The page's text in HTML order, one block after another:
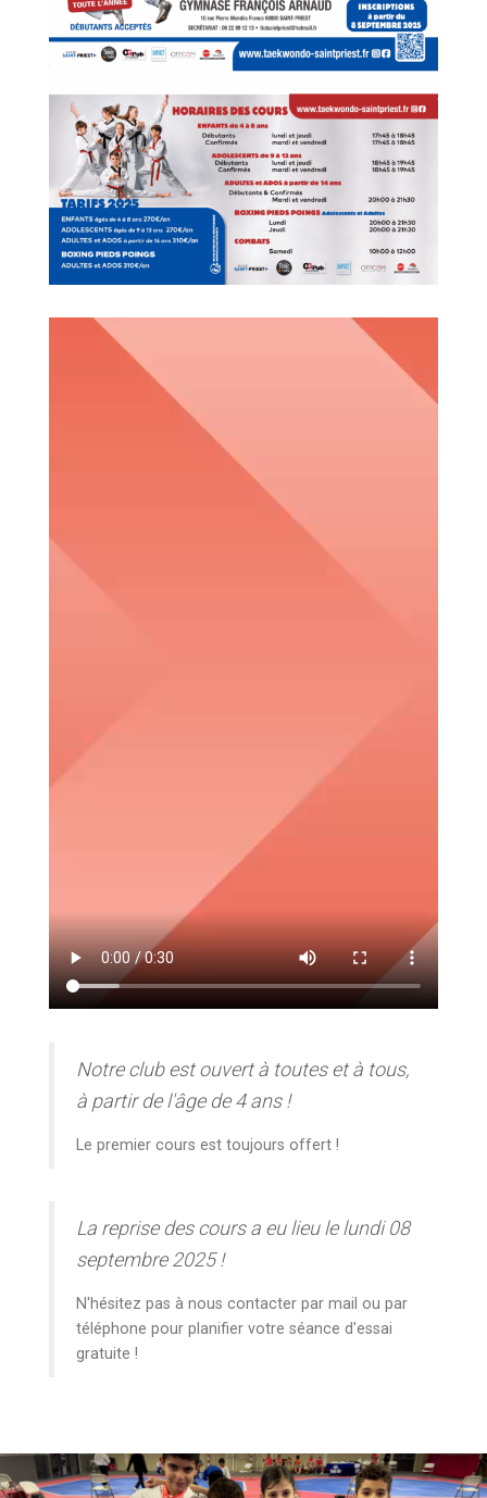
Notre club est ouvert à toutes et à tous,
à partir de l'âge de 4 ans !
Le premier cours est toujours offert !
La reprise des cours a eu lieu le lundi 08
septembre 2025 !
N'hésitez pas à nous contacter par mail ou par
téléphone pour planifier votre séance d'essai
gratuite !